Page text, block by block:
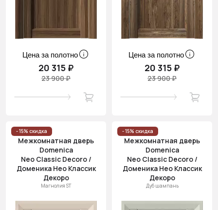
Цена за полотно
20 315 ₽
23 900 ₽
Цена за полотно
20 315 ₽
23 900 ₽
- 15% скидка
Межкомнатная дверь
Domenica
Neo Classic Decoro /
Доменика Нео Классик
Декоро
Магнолия ST
- 15% скидка
Межкомнатная дверь
Domenica
Neo Classic Decoro /
Доменика Нео Классик
Декоро
Дуб шампань